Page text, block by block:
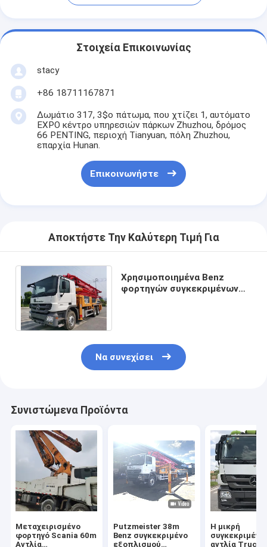
Στοιχεία Επικοινωνίας
stacy
+86 18711167871
Δωμάτιο 317, 3$ο πάτωμα, που χτίζει 1, αυτόματο
EXPO κέντρο υπηρεσιών πάρκων Zhuzhou, δρόμος
66 PENTING, περιοχή Tianyuan, πόλη Zhuzhou,
επαρχία Hunan.
Επικοινωνήστε
Αποκτήστε Την Καλύτερη Τιμή Για
Χρησιμοποιημένα Benz
φορτηγών συγκεκριμένων
Να συνεχίσει
Συνιστώμενα Προϊόντα
Μεταχειρισμένο
φορτηγό Scania 60m
Αντλία
Putzmeister 38m
Benz συγκεκριμένο
εξοπλισμού
Η μικρή
συγκεκριμένη
αντλία